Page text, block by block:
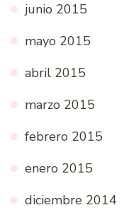
junio 2015
mayo 2015
abril 2015
marzo 2015
febrero 2015
enero 2015
diciembre 2014